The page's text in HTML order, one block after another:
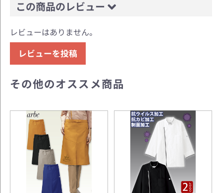
この商品のレビュー
レビューはありません。
レビューを投稿
その他のオススメ商品